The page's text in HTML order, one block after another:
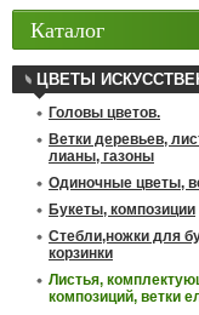
Каталог
ЦВЕТЫ
Головы цветов.
Ветки деревьев,
лианы, газоны
Одиночные цветы,
Букеты, композиции
Стебли,ножки для
корзинки
Листья,
композиций, ветки